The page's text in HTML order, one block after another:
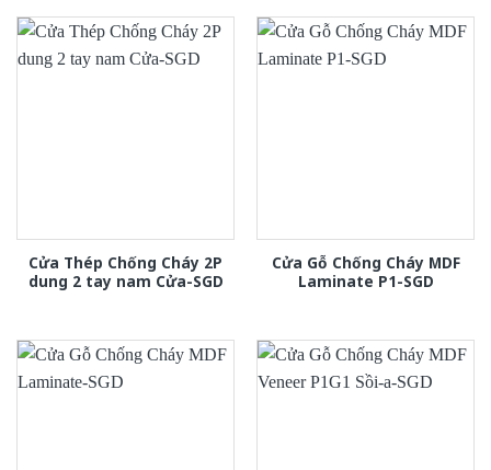
Cửa Thép Chống Cháy 2P
dung 2 tay nam Cửa-SGD
Cửa Gỗ Chống Cháy MDF
Laminate P1-SGD